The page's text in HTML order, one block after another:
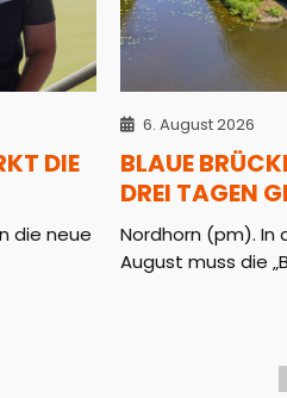
DIE
die neue
6. August 2026
BLAUE
DREI TAGEN
Nordhorn (pm). In
August muss die